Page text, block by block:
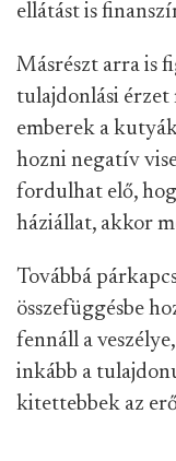
ellátást is
Másrészt arra is
tulajdonlási
emberek a
hozni negatív
fordulhat elő,
háziállat, akkor
Továbbá
összefüggésbe
fennáll a
inkább a
kitettebbek az